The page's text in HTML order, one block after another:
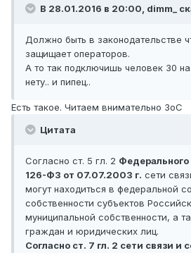
В 28.01.2016 в 20:00, dimm_
Должно быть в законодательстве
защищает операторов.
А то так подключишь человек 30
нету.. и пипец..
Есть такое. Читаем внимательно ЗоС
Цитата
Согласно ст. 5 гл. 2
126-ФЗ от 07.07.2003 г. сети
могут находиться в федеральной
собственности субъектов
муниципальной собственности, а
граждан и юридических лиц.
Согласно ст. 7 гл. 2 сети связи и